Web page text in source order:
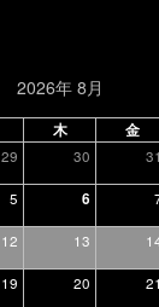
2026年 8月
木 金
29 30 31
5 6
12 13
19 20 21